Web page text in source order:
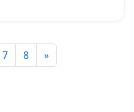
7 8 »